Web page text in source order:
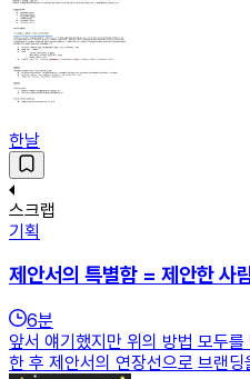
한날
스크랩
기획
제안서의 특별함 = 제안한 사
6분
앞서 얘기했지만 위의 방법 모두
한 후 제안서의 연장선으로 브랜